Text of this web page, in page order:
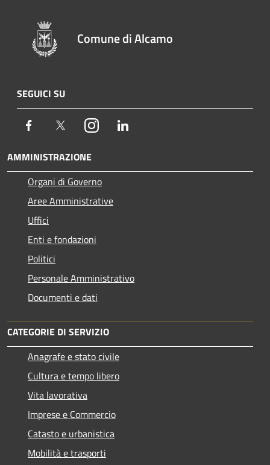
Comune di Alcamo
SEGUICI SU
Facebook TwitterInstagram
AMMINISTRAZIONE
Organi di Governo
Aree Amministrative
Uffici
Enti e fondazioni
Politici
Personale Amministrativo
Documenti e dati
CATEGORIE DI SERVIZIO
Anagrafe e stato civile
Cultura e tempo libero
Vita lavorativa
Imprese e Commercio
Catasto e urbanistica
Mobilità e trasporti